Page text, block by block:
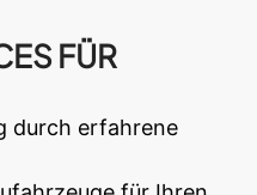
FÜR
durch erfahrene